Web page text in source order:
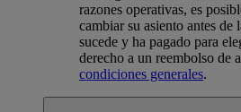
razones operativas, es
cambiar su asiento antes de
sucede y ha pagado para
derecho a un reembolso de
condiciones generales.